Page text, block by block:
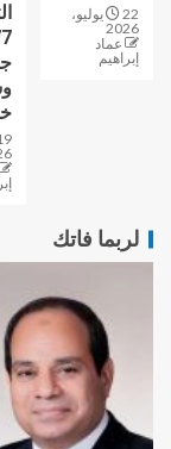
22 يوليو،
2026
عماد
إبراهيم
لربما فاتك